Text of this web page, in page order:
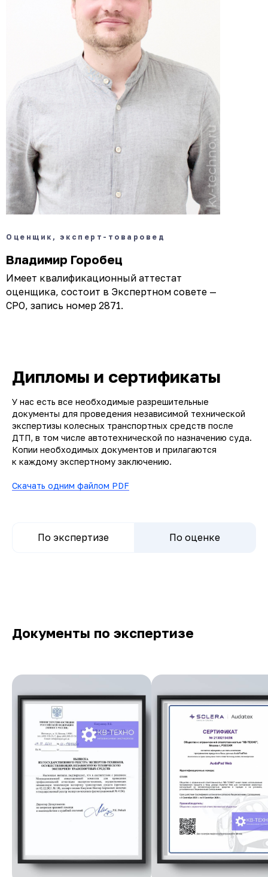
Оценщик, эксперт-товаровед
Владимир Горобец
Имеет квалификационный аттестат
оценщика, состоит в Экспертном совете —
СРО, запись номер 2871.
Дипломы и сертификаты
У нас есть все необходимые разрешительные
документы для проведения независимой технической
экспертизы колесных транспортных средств после
ДТП, в том числе автотехнической по назначению суда.
Копии необходимых документов и прилагаются
к каждому экспертному заключению.
Скачать одним файлом PDF
По экспертизе По оценке
Документы по экспертизе